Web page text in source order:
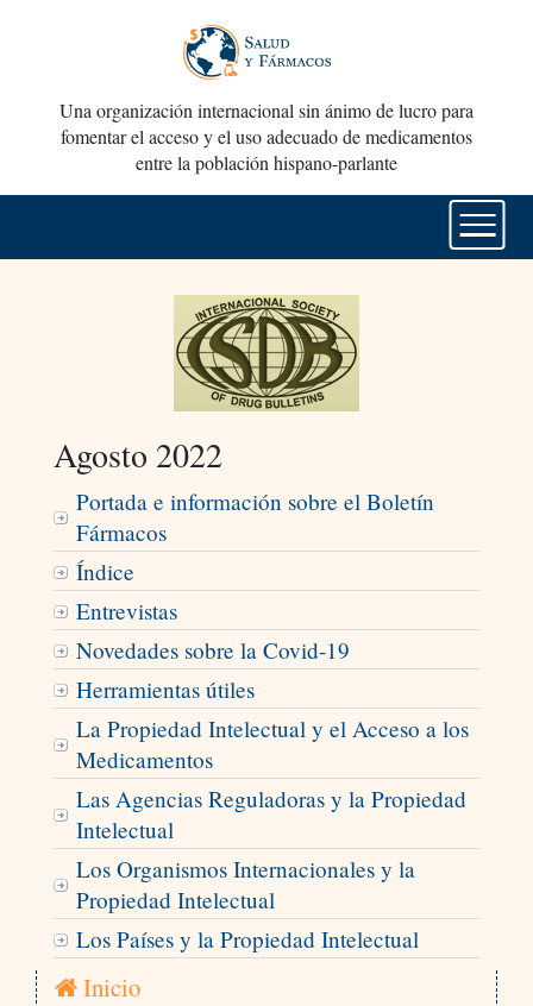
Una organización internacional sin ánimo de lucro para
fomentar el acceso y el uso adecuado de medicamentos
entre la población hispano-parlante
Agosto 2022
Portada e información sobre el Boletín
Fármacos
Índice
Entrevistas
Novedades sobre la Covid-19
Herramientas útiles
La Propiedad Intelectual y el Acceso a los
Medicamentos
Las Agencias Reguladoras y la Propiedad
Intelectual
Los Organismos Internacionales y la
Propiedad Intelectual
Los Países y la Propiedad Intelectual
Inicio